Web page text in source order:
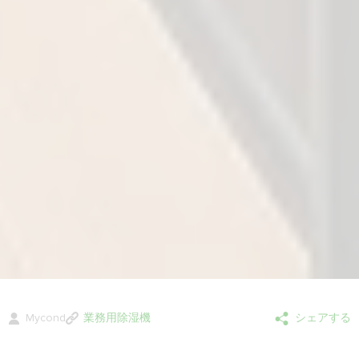
Mycond 業務用除湿機 シェアする